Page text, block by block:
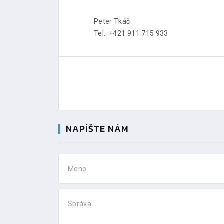
Peter Tkáč
Tel.: +421 911 715 933
NAPÍŠTE NÁM
Meno
Správa